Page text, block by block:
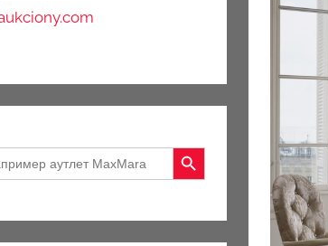
Search Button